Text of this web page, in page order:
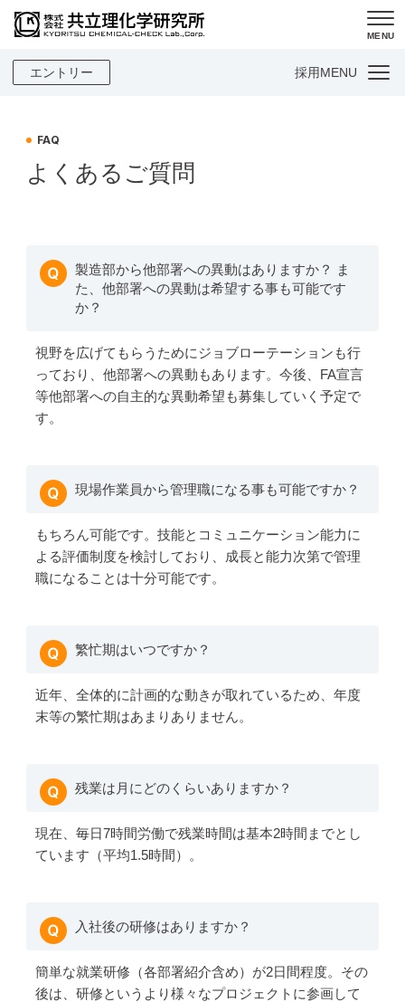
MENU
採用MENU
エントリー
FAQ
よくあるご質問
製造部から他部署への異動はありますか？ ま
た、他部署への異動は希望する事も可能です
か？
視野を広げてもらうためにジョブローテーションも行
っており、他部署への異動もあります。今後、FA宣言
等他部署への自主的な異動希望も募集していく予定で
す。
現場作業員から管理職になる事も可能ですか？
もちろん可能です。技能とコミュニケーション能力に
よる評価制度を検討しており、成長と能力次第で管理
職になることは十分可能です。
繁忙期はいつですか？
近年、全体的に計画的な動きが取れているため、年度
末等の繁忙期はあまりありません。
残業は月にどのくらいありますか？
現在、毎日7時間労働で残業時間は基本2時間までとし
ています（平均1.5時間）。
入社後の研修はありますか？
簡単な就業研修（各部署紹介含め）が2日間程度。その
後は、研修というより様々なプロジェクトに参画して